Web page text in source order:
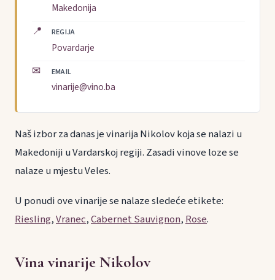
Makedonija
📍 REGIJA
Povardarje
✉ EMAIL
vinarije@vino.ba
Naš izbor za danas je vinarija Nikolov koja se nalazi u
Makedoniji u Vardarskoj regiji. Zasadi vinove loze se
nalaze u mjestu Veles.
U ponudi ove vinarije se nalaze sledeće etikete:
Riesling,Vranec,Cabernet Sauvignon,Rose.
Vina vinarije Nikolov